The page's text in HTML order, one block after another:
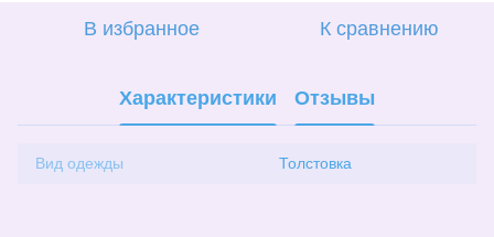
В избранное К сравнению
Характеристики Отзывы
Вид одежды Толстовка